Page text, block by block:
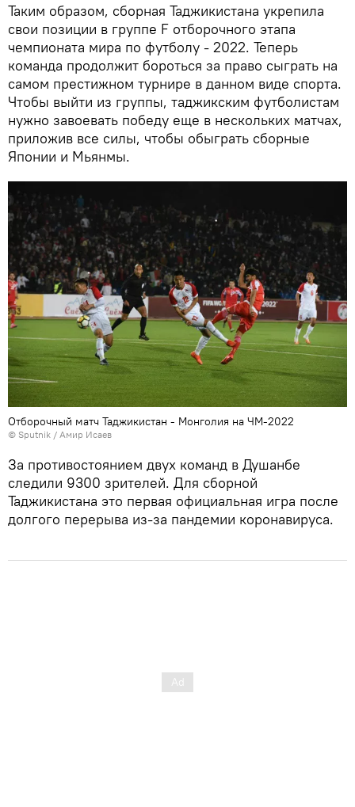
Таким образом, сборная Таджикистана укрепила
свои позиции в группе F отборочного этапа
чемпионата мира по футболу - 2022. Теперь
команда продолжит бороться за право сыграть на
самом престижном турнире в данном виде спорта.
Чтобы выйти из группы, таджикским футболистам
нужно завоевать победу еще в нескольких матчах,
приложив все силы, чтобы обыграть сборные
Японии и Мьянмы.
Отборочный матч Таджикистан - Монголия на ЧМ-2022
© Sputnik / Амир Исаев
За противостоянием двух команд в Душанбе
следили 9300 зрителей. Для сборной
Таджикистана это первая официальная игра после
долгого перерыва из-за пандемии коронавируса.